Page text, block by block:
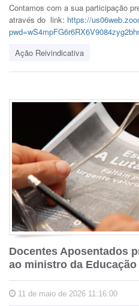
Contamos com a sua participação
através do link: https://
Ação Reivindicativa
Docentes Aposentados
ao ministro da Educação
11 de maio de 2026 11:16:00